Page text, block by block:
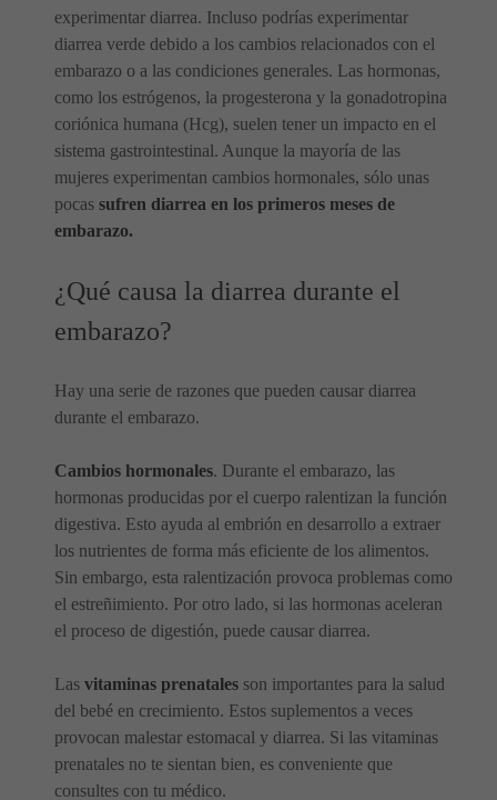
experimentar diarrea. Incluso podrías experimentar
diarrea verde debido a los cambios relacionados con el
embarazo o a las condiciones generales. Las hormonas,
como los estrógenos, la progesterona y la gonadotropina
coriónica humana (Hcg), suelen tener un impacto en el
sistema gastrointestinal. Aunque la mayoría de las
mujeres experimentan cambios hormonales, sólo unas
pocas sufren diarrea en los primeros meses de
embarazo.
¿Qué causa la diarrea durante el
embarazo?
Hay una serie de razones que pueden causar diarrea
durante el embarazo.
Cambios hormonales. Durante el embarazo, las
hormonas producidas por el cuerpo ralentizan la función
digestiva. Esto ayuda al embrión en desarrollo a extraer
los nutrientes de forma más eficiente de los alimentos.
Sin embargo, esta ralentización provoca problemas como
el estreñimiento. Por otro lado, si las hormonas aceleran
el proceso de digestión, puede causar diarrea.
Las vitaminas prenatales son importantes para la salud
del bebé en crecimiento. Estos suplementos a veces
provocan malestar estomacal y diarrea. Si las vitaminas
prenatales no te sientan bien, es conveniente que
consultes con tu médico.